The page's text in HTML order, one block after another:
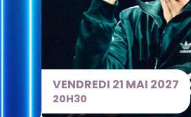
VENDREDI 21 MAI 2027
20H30